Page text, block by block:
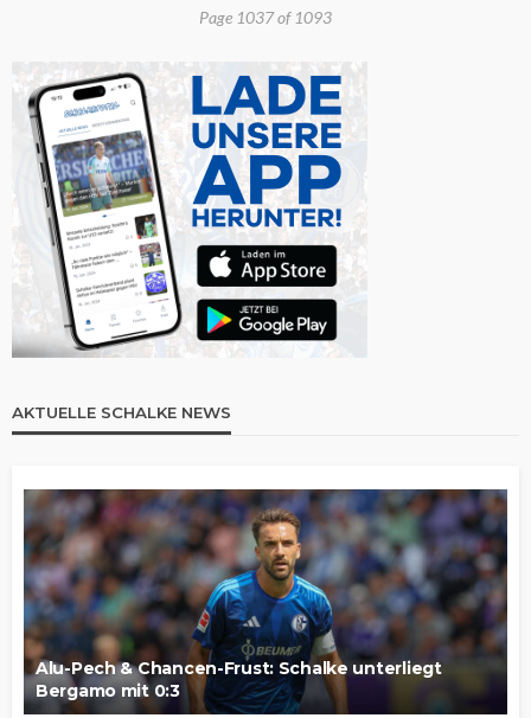
Page 1037 of 1093
AKTUELLE SCHALKE NEWS
Alu-Pech & Chancen-Frust: Schalke unterliegt
Bergamo mit 0:3